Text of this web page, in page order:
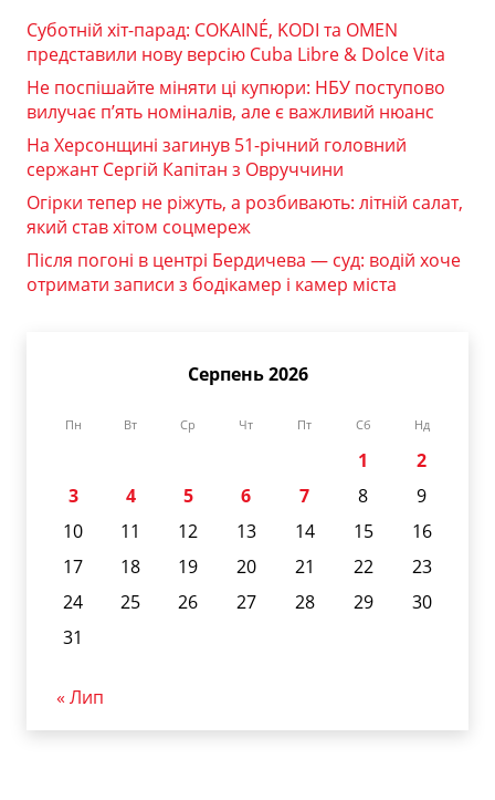
Суботній хіт-парад: COKAINÉ, KODI та OMEN
представили нову версію Cuba Libre & Dolce Vita
Не поспішайте міняти ці купюри: НБУ поступово
вилучає п’ять номіналів, але є важливий нюанс
На Херсонщині загинув 51-річний головний
сержант Сергій Капітан з Овруччини
Огірки тепер не ріжуть, а розбивають: літній салат,
який став хітом соцмереж
Після погоні в центрі Бердичева — суд: водій хоче
отримати записи з бодікамер і камер міста
Серпень 2026
Пн Вт Ср Чт Пт Сб Нд
1
2
3
4 5 6 7 8
9
10
11 12 13 14 15
16
17
18 19 20 21 22
23
24
25 26 27 28 29
30
31
« Лип